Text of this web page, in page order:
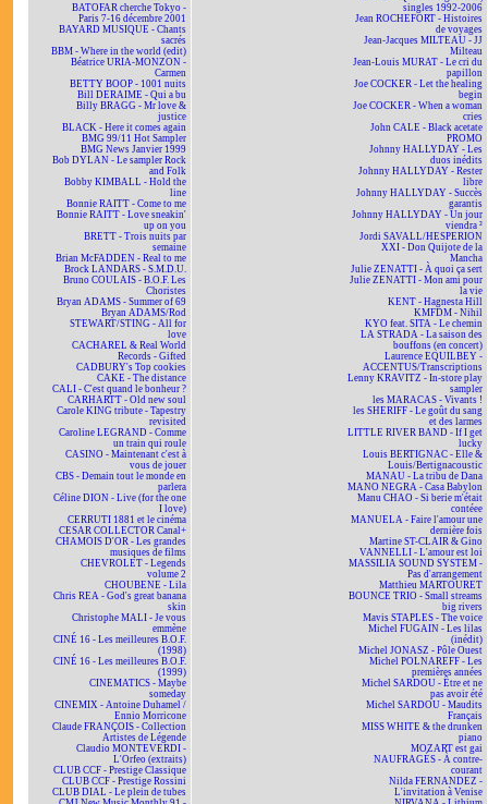
BATOFAR cherche Tokyo -
Paris 7-16 décembre 2001
BAYARD MUSIQUE - Chants
sacrés
BBM - Where in the world (edit)
Béatrice URIA-MONZON -
Carmen
BETTY BOOP - 1001 nuits
Bill DERAIME - Qui a bu
Billy BRAGG - Mr love &
justice
BLACK - Here it comes again
BMG 99/11 Hot Sampler
BMG News Janvier 1999
Bob DYLAN - Le sampler Rock
and Folk
Bobby KIMBALL - Hold the
line
Bonnie RAITT - Come to me
Bonnie RAITT - Love sneakin'
up on you
BRETT - Trois nuits par
semaine
Brian McFADDEN - Real to me
Brock LANDARS - S.M.D.U.
Bruno COULAIS - B.O.F. Les
Choristes
Bryan ADAMS - Summer of 69
Bryan ADAMS/Rod
STEWART/STING - All for
love
CACHAREL & Real World
Records - Gifted
CADBURY's Top cookies
CAKE - The distance
CALI - C'est quand le bonheur ?
CARHARTT - Old new soul
Carole KING tribute - Tapestry
revisited
Caroline LEGRAND - Comme
un train qui roule
CASINO - Maintenant c'est à
vous de jouer
CBS - Demain tout le monde en
parlera
Céline DION - Live (for the one
I love)
CERRUTI 1881 et le cinéma
CESAR COLLECTOR Canal+
CHAMOIS D'OR - Les grandes
musiques de films
CHEVROLET - Legends
volume 2
CHOUBENE - Lila
Chris REA - God's great banana
skin
Christophe MALI - Je vous
emmène
CINÉ 16 - Les meilleures B.O.F.
(1998)
CINÉ 16 - Les meilleures B.O.F.
(1999)
CINEMATICS - Maybe
someday
CINEMIX - Antoine Duhamel /
Ennio Morricone
Claude FRANÇOIS - Collection
Artistes de Légende
Claudio MONTEVERDI -
L'Orfeo (extraits)
CLUB CCF - Prestige Classique
CLUB CCF - Prestige Rossini
CLUB DIAL - Le plein de tubes
singles 1992-2006
Jean ROCHEFORT - Histoires
de voyages
Jean-Jacques MILTEAU - JJ
Milteau
Jean-Louis MURAT - Le cri du
papillon
Joe COCKER - Let the healing
begin
Joe COCKER - When a woman
cries
John CALE - Black acetate
PROMO
Johnny HALLYDAY - Les
duos inédits
Johnny HALLYDAY - Rester
libre
Johnny HALLYDAY - Succès
garantis
Johnny HALLYDAY - Un jour
viendra ²
Jordi SAVALL/HESPERION
XXI - Don Quijote de la
Mancha
Julie ZENATTI - À quoi ça sert
Julie ZENATTI - Mon ami pour
la vie
KENT - Hagnesta Hill
KMFDM - Nihil
KYO feat. SITA - Le chemin
LA STRADA - La saison des
bouffons (en concert)
Laurence EQUILBEY -
ACCENTUS/Transcriptions
Lenny KRAVITZ - In-store play
sampler
les MARACAS - Vivants !
les SHERIFF - Le goût du sang
et des larmes
LITTLE RIVER BAND - If I get
lucky
Louis BERTIGNAC - Elle &
Louis/Bertignacoustic
MANAU - La tribu de Dana
MANO NEGRA - Casa Babylon
Manu CHAO - Si berie m'était
contéee
MANUELA - Faire l'amour une
dernière fois
Martine ST-CLAIR & Gino
VANNELLI - L'amour est loi
MASSILIA SOUND SYSTEM -
Pas d'arrangement
Matthieu MARTOURET
BOUNCE TRIO - Small streams
big rivers
Mavis STAPLES - The voice
Michel FUGAIN - Les lilas
(inédit)
Michel JONASZ - Pôle Ouest
Michel POLNAREFF - Les
premières années
Michel SARDOU - Être et ne
pas avoir été
Michel SARDOU - Maudits
Français
MISS WHITE & the drunken
piano
MOZART est gai
NAUFRAGÉS - À contre-
courant
Nilda FERNANDEZ -
L'invitation à Venise